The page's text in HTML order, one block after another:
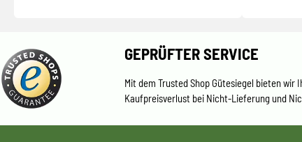
GEPRÜFTER SERVICE
Mit dem Trusted Shop Gütesiegel bieten
Kaufpreisverlust bei Nicht-Lieferung und